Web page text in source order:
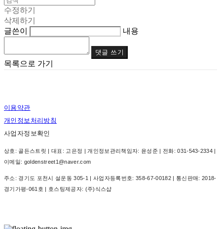
수정하기
삭제하기
글쓴이
내용
댓글 쓰기
목록으로 가기
이용약관
개인정보처리방침
사업자정보확인
상호: 골든스트릿 | 대표: 고은정 | 개인정보관리책임자: 윤성준 | 전화: 031-543-2334 |
이메일: goldenstreet1@naver.com
주소: 경기도 포천시 설운동 305-1 | 사업자등록번호: 358-67-00182| 통신판매: 2018-
경기가평-061호 | 호스팅제공자: (주)식스샵